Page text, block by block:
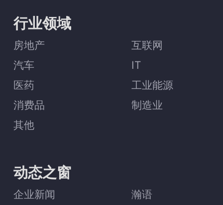
行业领域
房地产
互联网
汽车
IT
医药
工业能源
消费品
制造业
其他
动态之窗
企业新闻 瀚语